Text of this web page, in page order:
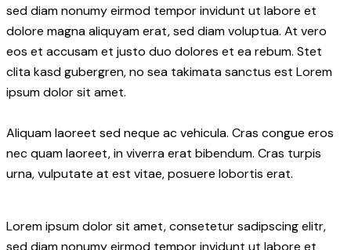
sed diam nonumy eirmod tempor invidunt ut labore et
dolore magna aliquyam erat, sed diam voluptua. At vero
eos et accusam et justo duo dolores et ea rebum. Stet
clita kasd gubergren, no sea takimata sanctus est Lorem
ipsum dolor sit amet.
Aliquam laoreet sed neque ac vehicula. Cras congue eros
nec quam laoreet, in viverra erat bibendum. Cras turpis
urna, vulputate at est vitae, posuere lobortis erat.
Lorem ipsum dolor sit amet, consetetur sadipscing elitr,
sed diam nonumy eirmod tempor invidunt ut labore et